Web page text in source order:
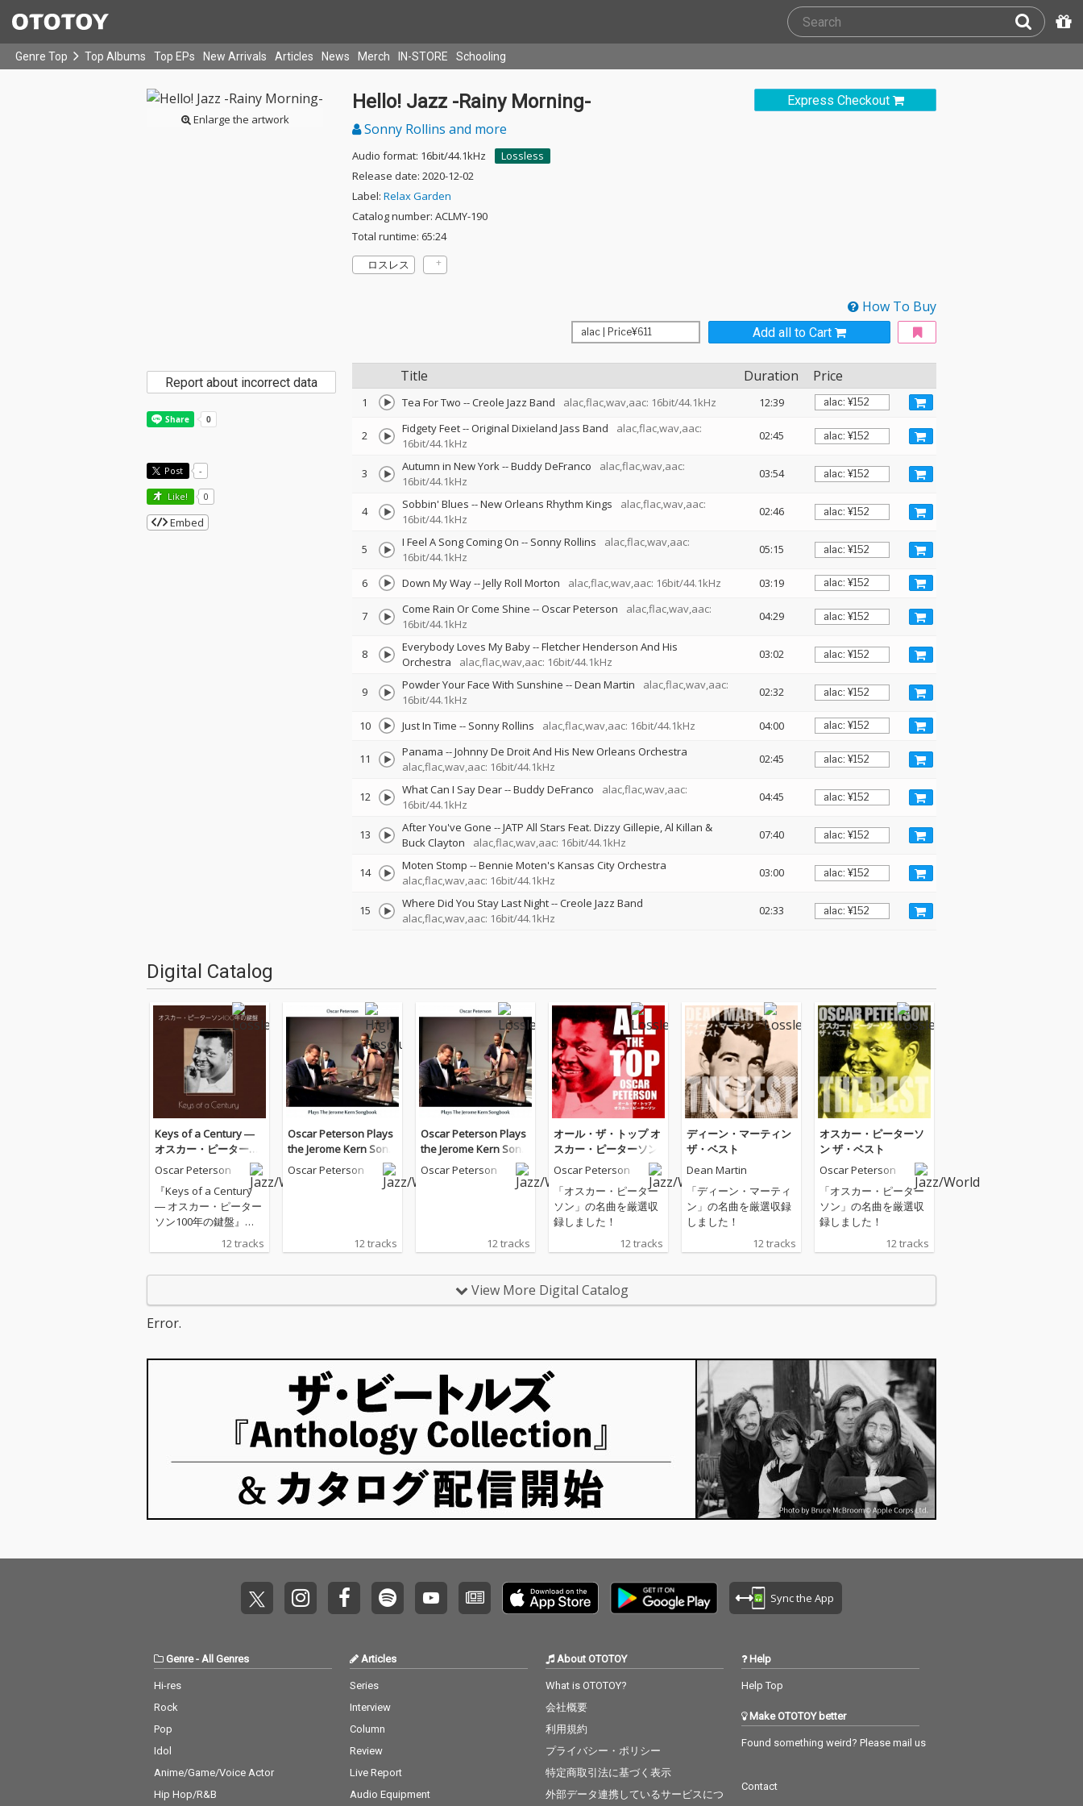
Genre Top Top Albums Top EPs New Arrivals Articles News Merch IN-STORE Schooling
Enlarge the artwork
Express Checkout
Hello! Jazz -Rainy Morning-
Sonny Rollins and more
Audio format: 16bit/44.1kHz
Lossless
Release date: 2020-12-02
Label: Relax Garden
Catalog number: ACLMY-190
Total runtime: 65:24
ロスレス
How To Buy
Add all to Cart
Title Duration Price
1 Tea For Two --Creole Jazz Band alac,flac,wav,aac: 16bit/44.1kHz 12:39
2 Fidgety Feet--Original Dixieland Jass Band
alac,flac,wav,aac:
16bit/44.1kHz
02:45
3 Autumn in New York--Buddy DeFranco
alac,flac,wav,aac:
16bit/44.1kHz
03:54
4 Sobbin' Blues --New Orleans Rhythm Kings
alac,flac,wav,aac:
16bit/44.1kHz
02:46
5 I Feel A Song Coming On -- Sonny Rollins
alac,flac,wav,aac:
16bit/44.1kHz
05:15
6 Down My Way--Jelly Roll Morton alac,flac,wav,aac: 16bit/44.1kHz 03:19
7 Come Rain Or Come Shine --Oscar Peterson
alac,flac,wav,aac:
16bit/44.1kHz
04:29
8 Everybody Loves My Baby--Fletcher Henderson And His
Orchestra
alac,flac,wav,aac: 16bit/44.1kHz
03:02
9 Powder Your Face With Sunshine --Dean Martin
alac,flac,wav,aac:
16bit/44.1kHz
02:32
10 Just In Time -- Sonny Rollins alac,flac,wav,aac: 16bit/44.1kHz 04:00
11 Panama --Johnny De Droit And His New Orleans Orchestra
alac,flac,wav,aac: 16bit/44.1kHz
02:45
12 What Can I Say Dear--Buddy DeFranco
alac,flac,wav,aac:
16bit/44.1kHz
04:45
13 After You've Gone --JATP All Stars Feat. Dizzy Gillepie, Al Killan &
Buck Clayton
alac,flac,wav,aac: 16bit/44.1kHz
07:40
14 Moten Stomp --Bennie Moten's Kansas City Orchestra
alac,flac,wav,aac: 16bit/44.1kHz
03:00
15 Where Did You Stay Last Night--Creole Jazz Band
alac,flac,wav,aac: 16bit/44.1kHz
02:33
Report about incorrect data
Post -
Like! 0
Embed
Digital Catalog
Keys of a Century ―
オスカー・ピーターソ
ン100年の鍵盤
Oscar Peterson
『Keys of a Century
― オスカー・ピーター
ソン100年の鍵盤』
は、“鍵盤の皇帝”オス
カー・ピーターソンの
ション・アルバムで
ード、ボサノヴァま
車で行こう」は、デュ
ーク・エリントンへの
敬意を込めた、躍動感
あふれるスウィングの
名演です。「イパネマ
うな一曲です。「虹の
しさと静かな情感に満
ちた、珠玉のバラード
の静けさにグラスを傾
けながら聴くひとと
茶のBGMとしてもぴっ
たりです。「オスカ
演」「ジャズ ピアノの
巨匠」「鍵盤の魔術
師」「癒しの ジャズ」
12 tracks
Oscar Peterson Plays
the Jerome Kern Song
book (Remastered Edi
Oscar Peterson
12 tracks
Oscar Peterson Plays
the Jerome Kern Song
book (Remastered Edi
Oscar Peterson
12 tracks
オール・ザ・トップ オ
スカー・ピーターソン
Oscar Peterson
「オスカー・ピーター
ソン」の名曲を厳選収
録しました！
12 tracks
ディーン・マーティン
ザ・ベスト
Dean Martin
「ディーン・マーティ
ン」の名曲を厳選収録
しました！
12 tracks
オスカー・ピーターソ
ン ザ・ベスト
Oscar Peterson
「オスカー・ピーター
ソン」の名曲を厳選収
録しました！
12 tracks
View More Digital Catalog
Error.
Sync the App
Genre- All Genres
Hi-res
Rock
Pop
Idol
Anime/Game/Voice Actor
Hip Hop/R&B
Articles
Series
Interview
Column
Review
Live Report
Audio Equipment
About OTOTOY
What is OTOTOY?
会社概要
利用規約
プライバシー・ポリシー
特定商取引法に基づく表示
外部データ連携しているサービスにつ
Help
Help Top
Make OTOTOY better
Found something weird? Please mail us
Contact